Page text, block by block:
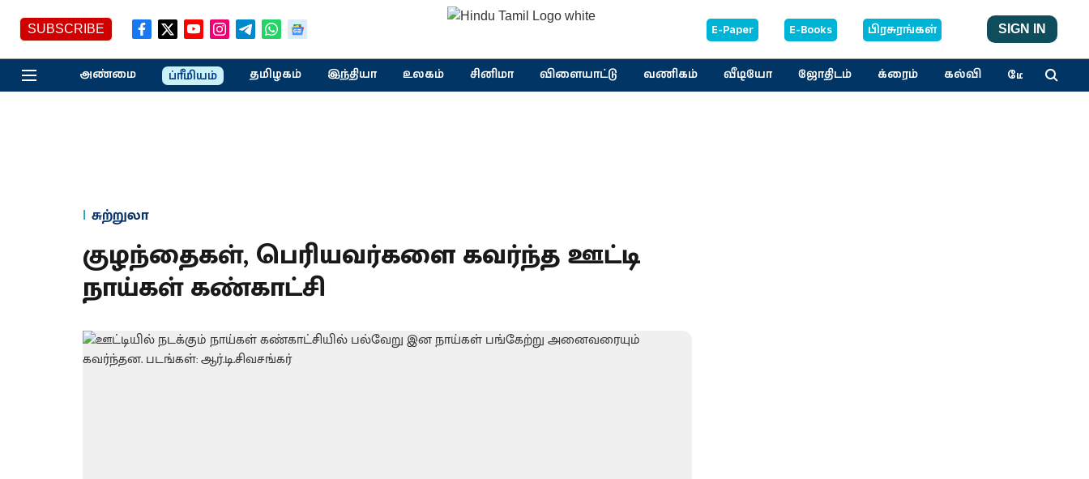
SUBSCRIBE E-Paper E-Books பிரசுரங்கள் SIGN IN
அண்மை ப்ரீமியம் தமிழகம் இந்தியா உலகம் சினிமா விளையாட்டு வணிகம் வீடியோ ஜோதிடம் க்ரைம் கல்வி மேலும்
சுற்றுலா
குழந்தைகள், பெரியவர்களை கவர்ந்த ஊட்டி
நாய்கள் கண்காட்சி